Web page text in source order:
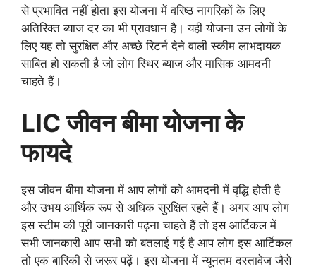
से प्रभावित नहीं होता इस योजना में वरिष्ठ नागरिकों के लिए
अतिरिक्त ब्याज दर का भी प्रावधान है। यही योजना उन लोगों के
लिए यह तो सुरक्षित और अच्छे रिटर्न देने वाली स्कीम लाभदायक
साबित हो सकती है जो लोग स्थिर ब्याज और मासिक आमदनी
चाहते हैं।
LIC जीवन बीमा योजना के
फायदे
इस जीवन बीमा योजना में आप लोगों को आमदनी में वृद्धि होती है
और उभय आर्थिक रूप से अधिक सुरक्षित रहते हैं। अगर आप लोग
इस स्टीम की पूरी जानकारी पढ़ना चाहते हैं तो इस आर्टिकल में
सभी जानकारी आप सभी को बतलाई गई है आप लोग इस आर्टिकल
तो एक बारिकी से जरूर पढ़ें। इस योजना में न्यूनतम दस्तावेज जैसे